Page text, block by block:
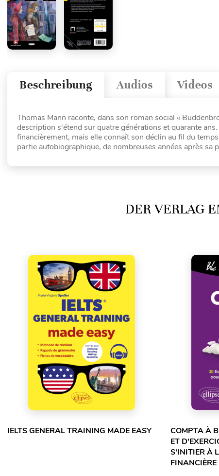
Videos
Audios
Beschreibung
Thomas Mann raconte, dans son roman social «
description s'étend sur quatre générations et quarante
financièrement, mais elle connaît son déclin au fil du
partie autobiographique, de nombreuses années après sa
DER VERLAG
IELTS GENERAL TRAINING MADE EASY
COMPTA À
ET
S'INITIER À